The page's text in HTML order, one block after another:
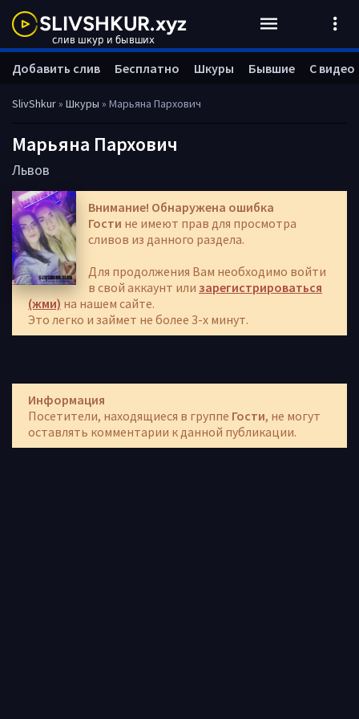
SlivShkur» Шкуры » Марьяна Пархович
Марьяна Пархович
Львов
Внимание! Обнаружена ошибка
Гости не имеют прав для просмотра
сливов из данного раздела.
Для продолжения Вам необходимо войти
в свой аккаунт или зарегистрироваться
(жми) на нашем сайте.
Это легко и займет не более 3-х минут.
Информация
Посетители, находящиеся в группе Гости, не могут
оставлять комментарии к данной публикации.
Добавить слив Бесплатно Шкуры Бывшие С видео